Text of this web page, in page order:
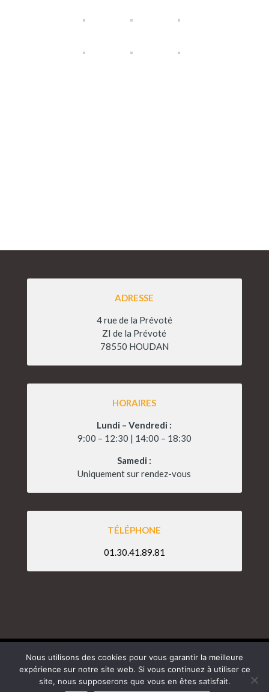
ADRESSE
4 rue de la Prévoté
ZI de la Prévoté
78550 HOUDAN
HORAIRES
Lundi – Vendredi :
9:00 – 12:30 | 14:00 – 18:30
Samedi :
Uniquement sur rendez-vous
TÉLÉPHONE
01.30.41.89.81
Copyright 2026 – The Speedshop Garage |
Mentions Légales| Politique de Confidentialité
Création web :Mike Design,agence web
Nous utilisons des cookies pour vous garantir la meilleure
expérience sur notre site web. Si vous continuez à utiliser ce
site, nous supposerons que vous en êtes satisfait.